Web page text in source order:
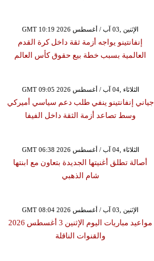
GMT 10:19 2026 الإثنين ,03 آب / أغسطس
إنفانتينو يواجه أزمة ثقة داخل كرة القدم
العالمية بسبب خطة بيع حقوق كأس العالم
GMT 09:05 2026 الثلاثاء ,04 آب / أغسطس
جياني إنفانتينو ينفي طلب دعم سياسي أميركي
وسط تصاعد أزمة الثقة داخل الفيفا
GMT 06:38 2026 الثلاثاء ,04 آب / أغسطس
أصالة تطلق أغنيتها الجديدة بتعاون مع ابنتها
شام الذهبي
GMT 08:04 2026 الإثنين ,03 آب / أغسطس
مواعيد مباريات اليوم الإثنين 3 أغسطس 2026
والقنوات الناقلة